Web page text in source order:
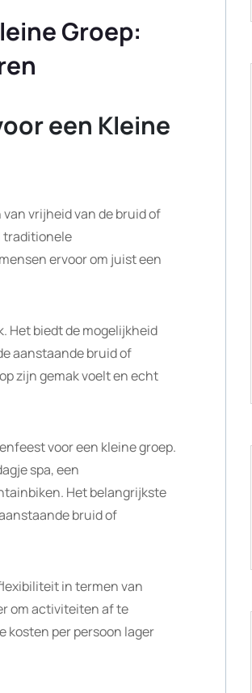
Groep:
een Kleine
vrijheid van de bruid of
traditionele
ervoor om juist een
Het biedt de mogelijkheid
aanstaande bruid of
zijn gemak voelt en echt
voor een kleine groep.
spa, een
Het belangrijkste
bruid of
in termen van
om activiteiten af te
kosten per persoon lager